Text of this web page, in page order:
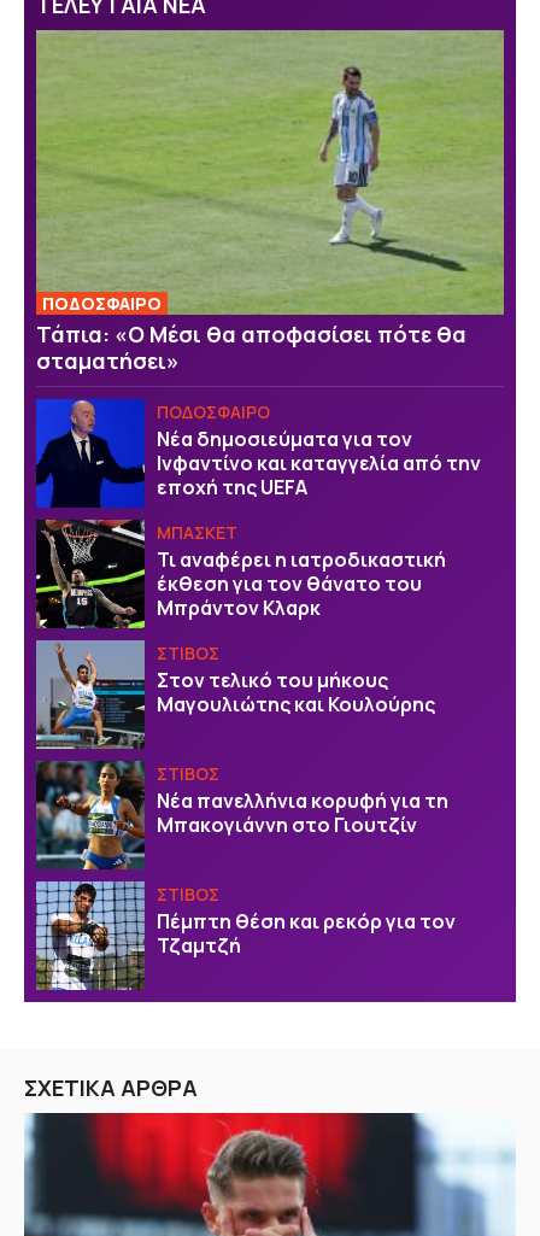
ΠΟΔΟΣΦΑΙΡΟ
Τάπια: «Ο Μέσι θα αποφασίσει πότε θα
σταματήσει»
ΠΟΔΟΣΦΑΙΡΟ
Νέα δημοσιεύματα για τον
Ινφαντίνο και καταγγελία από την
εποχή της UEFA
ΜΠΑΣΚΕΤ
Τι αναφέρει η ιατροδικαστική
έκθεση για τον θάνατο του
Μπράντον Κλαρκ
ΣΤΙΒΟΣ
Στον τελικό του μήκους
Μαγουλιώτης και Κουλούρης
ΣΤΙΒΟΣ
Νέα πανελλήνια κορυφή για τη
Μπακογιάννη στο Γιουτζίν
ΣΤΙΒΟΣ
Πέμπτη θέση και ρεκόρ για τον
Τζαμτζή
ΣΧΕΤΙΚΑ ΑΡΘΡΑ